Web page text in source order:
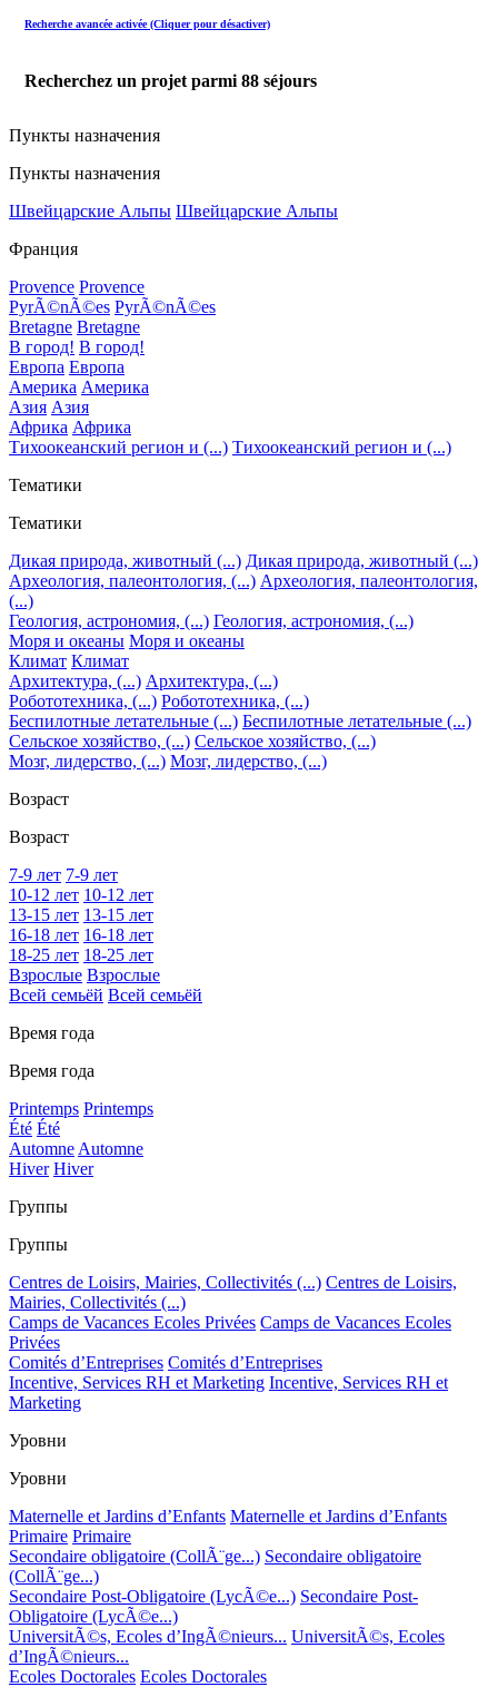
Recherche avancée activée (Cliquer pour désactiver)
Recherchez un projet parmi 88 séjours
Пункты назначения
Пункты назначения
Швейцарские Альпы Швейцарские Альпы
Франция
Provence Provence
PyrÃ©nÃ©es PyrÃ©nÃ©es
Bretagne Bretagne
В город! В город!
Европа Европа
Америка Америка
Азия Азия
Африка Африка
Тихоокеанский регион и (...) Тихоокеанский регион и (...)
Тематики
Тематики
Дикая природа, животный (...) Дикая природа, животный (...)
Археология, палеонтология, (...) Археология, палеонтология,
(...)
Геология, астрономия, (...) Геология, астрономия, (...)
Моря и океаны Моря и океаны
Климат Климат
Архитектура, (...) Архитектура, (...)
Робототехника, (...) Робототехника, (...)
Беспилотные летательные (...) Беспилотные летательные (...)
Сельское хозяйство, (...) Сельское хозяйство, (...)
Мозг, лидерство, (...) Мозг, лидерство, (...)
Возраст
Возраст
7-9 лет 7-9 лет
10-12 лет 10-12 лет
13-15 лет 13-15 лет
16-18 лет 16-18 лет
18-25 лет 18-25 лет
Взрослые Взрослые
Всей семьёй Всей семьёй
Время года
Время года
Printemps Printemps
Été Été
Automne Automne
Hiver Hiver
Группы
Группы
Centres de Loisirs, Mairies, Collectivités (...) Centres de Loisirs,
Mairies, Collectivités (...)
Camps de Vacances Ecoles Privées Camps de Vacances Ecoles
Privées
Comités d’Entreprises Comités d’Entreprises
Incentive, Services RH et Marketing Incentive, Services RH et
Marketing
Уровни
Уровни
Maternelle et Jardins d’Enfants Maternelle et Jardins d’Enfants
Primaire Primaire
Secondaire obligatoire (CollÃ¨ge...) Secondaire obligatoire
(CollÃ¨ge...)
Secondaire Post-Obligatoire (LycÃ©e...) Secondaire Post-
Obligatoire (LycÃ©e...)
UniversitÃ©s, Ecoles d’IngÃ©nieurs... UniversitÃ©s, Ecoles
d’IngÃ©nieurs...
Ecoles Doctorales Ecoles Doctorales